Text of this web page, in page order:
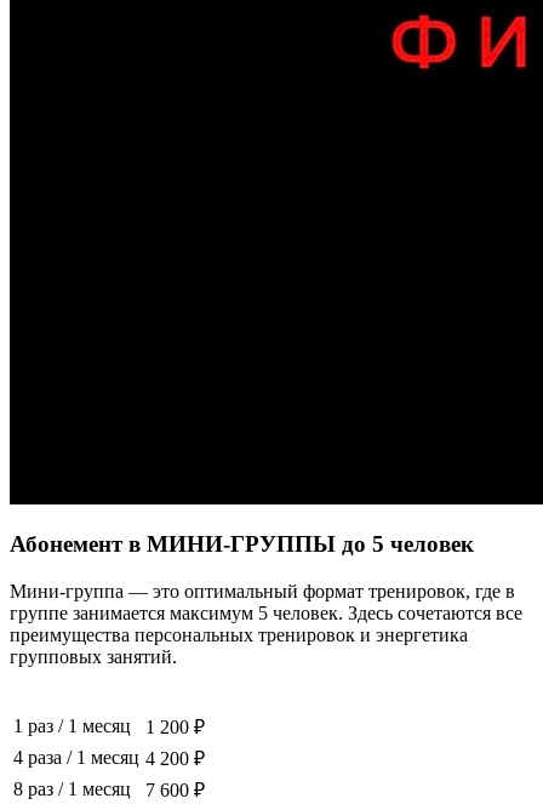
Абонемент в МИНИ-ГРУППЫ до 5 человек
Мини-группа — это оптимальный формат тренировок, где в
группе занимается максимум 5 человек. Здесь сочетаются все
преимущества персональных тренировок и энергетика
групповых занятий.
1 раз / 1 месяц
1 200 ₽
4 раза / 1 месяц 4 200 ₽
8 раз / 1 месяц 7 600 ₽